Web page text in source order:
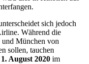
sich jedoch
Während die
und München von
sollen, tauchen
August 2020 im